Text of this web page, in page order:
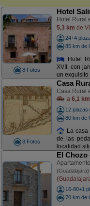
8 Fotos
Hotel
Hotel Rural
5,3 km de
24+4
85 km de
Hotel
XVII, con
un exquisito
8 Fotos
Casa
Casa Rural
a 6,1 km
12 plazas
80 km de
La casa
de las
localidad
El Chozo
(Guadalajara)
16-80+1
70 km de